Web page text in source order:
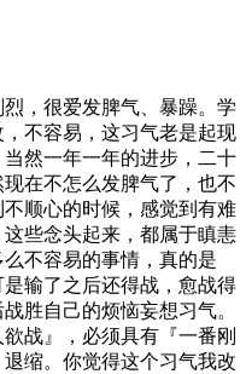
，很爱发脾气、暴躁。学
不容易，这习气老是起现
然一年一年的进步，二十
在不怎么发脾气了，也不
顺心的时候，感觉到有难
些念头起来，都属于瞋恚
不容易的事情，真的是
是输了之后还得战，愈战得
胜自己的烦恼妄想习气。
战』，必须具有『一番刚
缩。你觉得这个习气我改